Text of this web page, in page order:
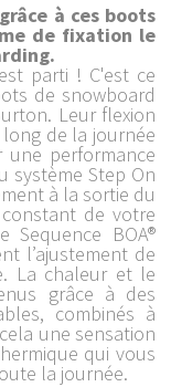
à ces boots
de fixation le
parti ! C'est ce
de snowboard
Leur flexion
de la journée
performance
système Step On
à la sortie du
de votre
Sequence BOA®
l’ajustement de
La chaleur et le
grâce à des
combinés à
une sensation
qui vous
la journée.